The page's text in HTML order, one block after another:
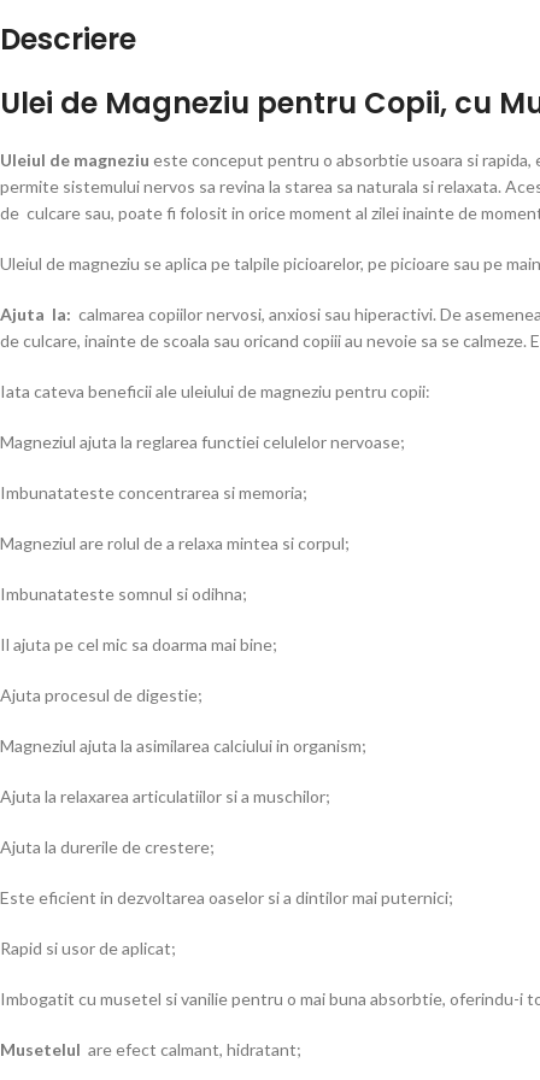
Descriere
Ulei de Magneziu pentru Copii, cu
Uleiul de magneziu este conceput pentru o absorbtie usoara si rapida,
permite sistemului nervos sa revina la starea sa naturala si relaxata.
de culcare sau, poate fi folosit in orice moment al zilei inainte de
Uleiul de magneziu se aplica pe talpile picioarelor, pe picioare sau pe
Ajuta la: calmarea copiilor nervosi, anxiosi sau hiperactivi. De
de culcare, inainte de scoala sau oricand copiii au nevoie sa se
Iata cateva beneficii ale uleiului de magneziu pentru copii:
Magneziul ajuta la reglarea functiei celulelor nervoase;
Imbunatateste concentrarea si memoria;
Magneziul are rolul de a relaxa mintea si corpul;
Imbunatateste somnul si odihna;
Il ajuta pe cel mic sa doarma mai bine;
Ajuta procesul de digestie;
Magneziul ajuta la asimilarea calciului in organism;
Ajuta la relaxarea articulatiilor si a muschilor;
Ajuta la durerile de crestere;
Este eficient in dezvoltarea oaselor si a dintilor mai puternici;
Rapid si usor de aplicat;
Imbogatit cu musetel si vanilie pentru o mai buna absorbtie, oferindu-i
Musetelul are efect calmant, hidratant;